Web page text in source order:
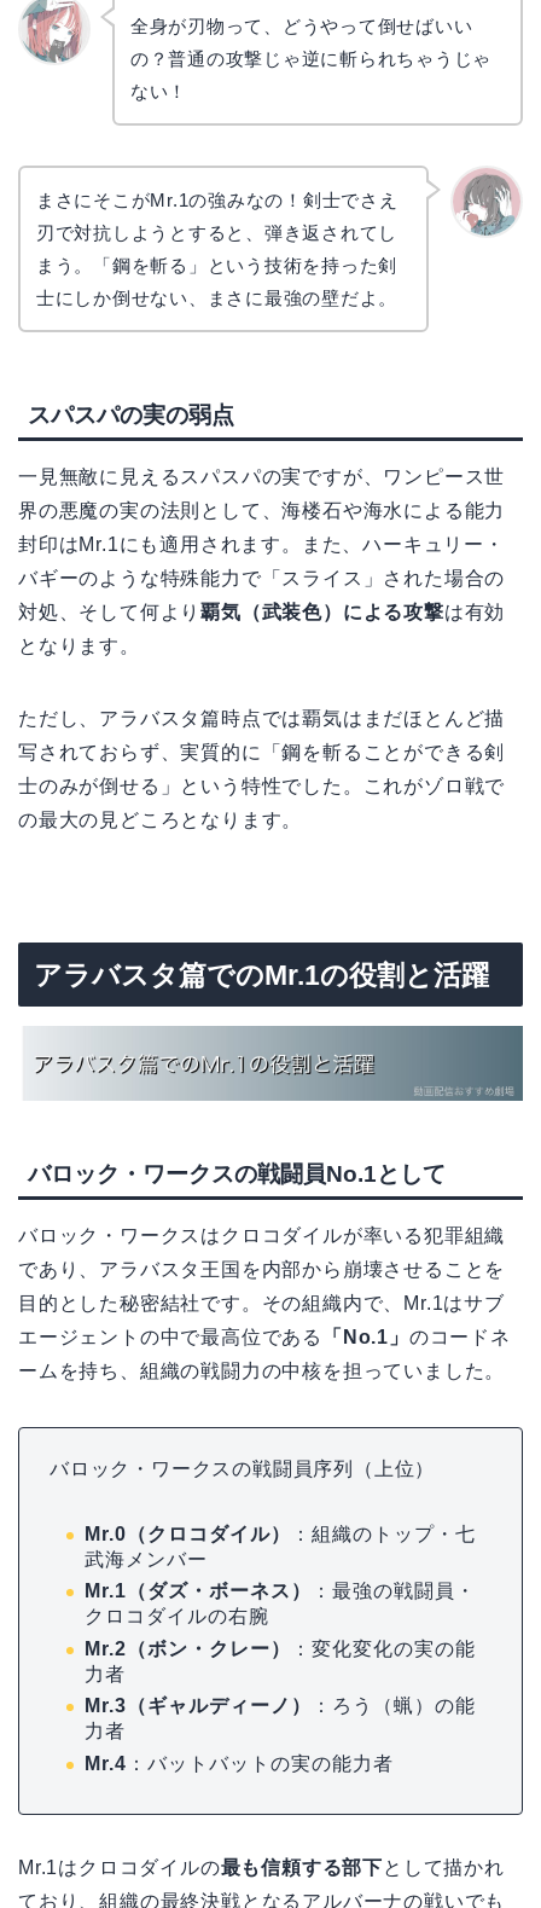
全身が刃物って、どうやって倒せばいい
の？普通の攻撃じゃ逆に斬られちゃうじゃ
ない！
まさにそこがMr.1の強みなの！剣士でさえ
刃で対抗しようとすると、弾き返されてし
まう。「鋼を斬る」という技術を持った剣
士にしか倒せない、まさに最強の壁だよ。
スパスパの実の弱点
一見無敵に見えるスパスパの実ですが、ワンピース世
界の悪魔の実の法則として、海楼石や海水による能力
封印はMr.1にも適用されます。また、ハーキュリー・
バギーのような特殊能力で「スライス」された場合の
対処、そして何より覇気（武装色）による攻撃は有効
となります。
ただし、アラバスタ篇時点では覇気はまだほとんど描
写されておらず、実質的に「鋼を斬ることができる剣
士のみが倒せる」という特性でした。これがゾロ戦で
の最大の見どころとなります。
アラバスタ篇でのMr.1の役割と活躍
バロック・ワークスの戦闘員No.1として
バロック・ワークスはクロコダイルが率いる犯罪組織
であり、アラバスタ王国を内部から崩壊させることを
目的とした秘密結社です。その組織内で、Mr.1はサブ
エージェントの中で最高位である
「No.1」 のコードネ
ームを持ち、組織の戦闘力の中核を担っていました。
バロック・ワークスの戦闘員序列（上位）
Mr.0（クロコダイル）
：組織のトップ・七
武海メンバー
Mr.1（ダズ・ボーネス）
：最強の戦闘員・
クロコダイルの右腕
Mr.2（ボン・クレー）
：変化変化の実の能
力者
Mr.3（ギャルディーノ）
：ろう（蝋）の能
力者
Mr.4 ：バットバットの実の能力者
Mr.1はクロコダイルの最も信頼する部下として描かれ
ており、組織の最終決戦となるアルバーナの戦いでも